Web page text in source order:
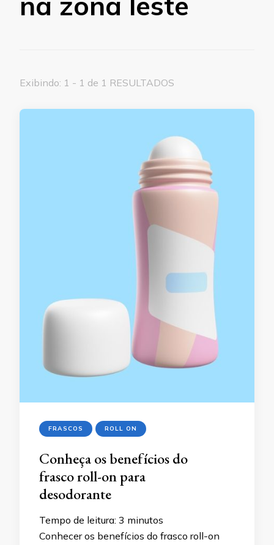
Exibindo: 1 - 1 de 1 RESULTADOS
FRASCOS ROLL ON
Conheça os benefícios do
frasco roll-on para
desodorante
Tempo de leitura: 3 minutos
Conhecer os benefícios do frasco roll-on